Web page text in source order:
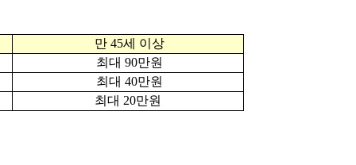
만 45세 이상
최대 90만원
최대 40만원
최대 20만원